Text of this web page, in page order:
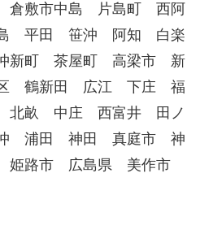
倉敷市中島 片島町 西阿
平田 笹沖 阿知 白楽
新町 茶屋町 高梁市 新
鶴新田 広江 下庄 福
北畝 中庄 西富井 田ノ
浦田 神田 真庭市 神
姫路市 広島県 美作市